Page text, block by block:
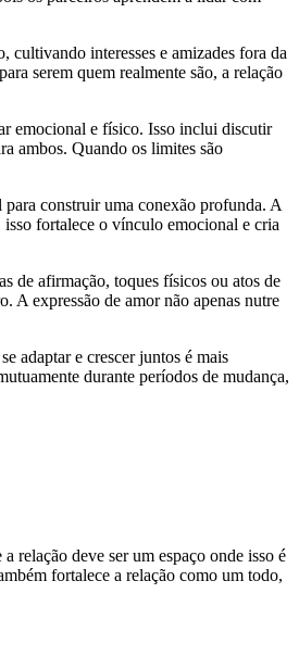
cultivando interesses e amizades fora da
serem quem realmente são, a relação
emocional e físico. Isso inclui discutir
ambos. Quando os limites são
para construir uma conexão profunda. A
fortalece o vínculo emocional e cria
de afirmação, toques físicos ou atos de
A expressão de amor não apenas nutre
adaptar e crescer juntos é mais
durante períodos de mudança,
relação deve ser um espaço onde isso é
fortalece a relação como um todo,